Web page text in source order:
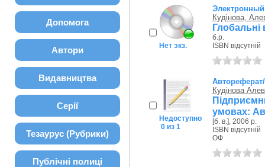
Допомога
Автори
Видавництва
Серії
Тезаурус (Рубрики)
Публічні полиці
Нет экз.
Электронный
Кудінова,
Глобальні
б.р.
ISBN відсутній
Недоступно
0 из 1
Кудінова
умовах:
[б. в.], 2006 р.
ISBN відсутній
ОФ